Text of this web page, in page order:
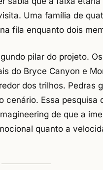
Uma família de
fila enquanto dois
pilar do projeto.
do Bryce Canyon e
dos trilhos. Pedras
cenário. Essa pesquisa
de que a
quanto a